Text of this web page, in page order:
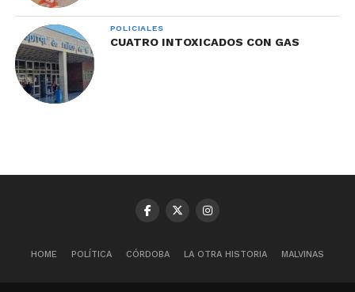
POLICIALES
CUATRO INTOXICADOS CON GAS
HOME POLÍTICA CÓRDOBA LA OTRA HISTORIA MALVINAS